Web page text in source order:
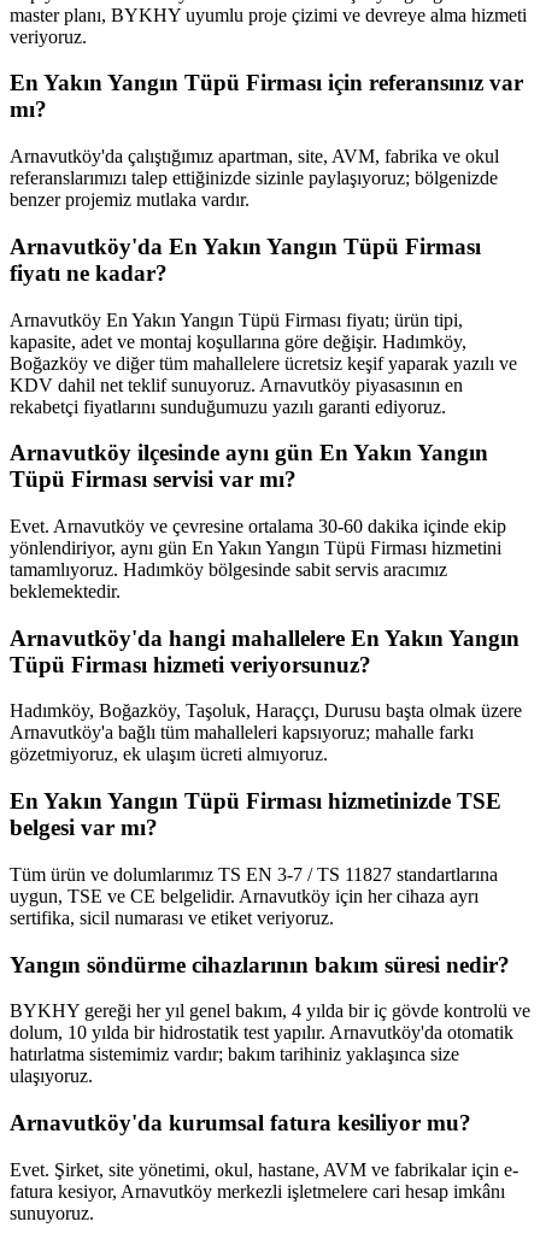
master planı, BYKHY uyumlu proje çizimi ve devreye alma hizmeti
veriyoruz.
En Yakın Yangın Tüpü Firması için referansınız var
mı?
Arnavutköy'da çalıştığımız apartman, site, AVM, fabrika ve okul
referanslarımızı talep ettiğinizde sizinle paylaşıyoruz; bölgenizde
benzer projemiz mutlaka vardır.
Arnavutköy'da En Yakın Yangın Tüpü Firması
fiyatı ne kadar?
Arnavutköy En Yakın Yangın Tüpü Firması fiyatı; ürün tipi,
kapasite, adet ve montaj koşullarına göre değişir. Hadımköy,
Boğazköy ve diğer tüm mahallelere ücretsiz keşif yaparak yazılı ve
KDV dahil net teklif sunuyoruz. Arnavutköy piyasasının en
rekabetçi fiyatlarını sunduğumuzu yazılı garanti ediyoruz.
Arnavutköy ilçesinde aynı gün En Yakın Yangın
Tüpü Firması servisi var mı?
Evet. Arnavutköy ve çevresine ortalama 30-60 dakika içinde ekip
yönlendiriyor, aynı gün En Yakın Yangın Tüpü Firması hizmetini
tamamlıyoruz. Hadımköy bölgesinde sabit servis aracımız
beklemektedir.
Arnavutköy'da hangi mahallelere En Yakın Yangın
Tüpü Firması hizmeti veriyorsunuz?
Hadımköy, Boğazköy, Taşoluk, Haraççı, Durusu başta olmak üzere
Arnavutköy'a bağlı tüm mahalleleri kapsıyoruz; mahalle farkı
gözetmiyoruz, ek ulaşım ücreti almıyoruz.
En Yakın Yangın Tüpü Firması hizmetinizde TSE
belgesi var mı?
Tüm ürün ve dolumlarımız TS EN 3-7 / TS 11827 standartlarına
uygun, TSE ve CE belgelidir. Arnavutköy için her cihaza ayrı
sertifika, sicil numarası ve etiket veriyoruz.
Yangın söndürme cihazlarının bakım süresi nedir?
BYKHY gereği her yıl genel bakım, 4 yılda bir iç gövde kontrolü ve
dolum, 10 yılda bir hidrostatik test yapılır. Arnavutköy'da otomatik
hatırlatma sistemimiz vardır; bakım tarihiniz yaklaşınca size
ulaşıyoruz.
Arnavutköy'da kurumsal fatura kesiliyor mu?
Evet. Şirket, site yönetimi, okul, hastane, AVM ve fabrikalar için e-
fatura kesiyor, Arnavutköy merkezli işletmelere cari hesap imkânı
sunuyoruz.